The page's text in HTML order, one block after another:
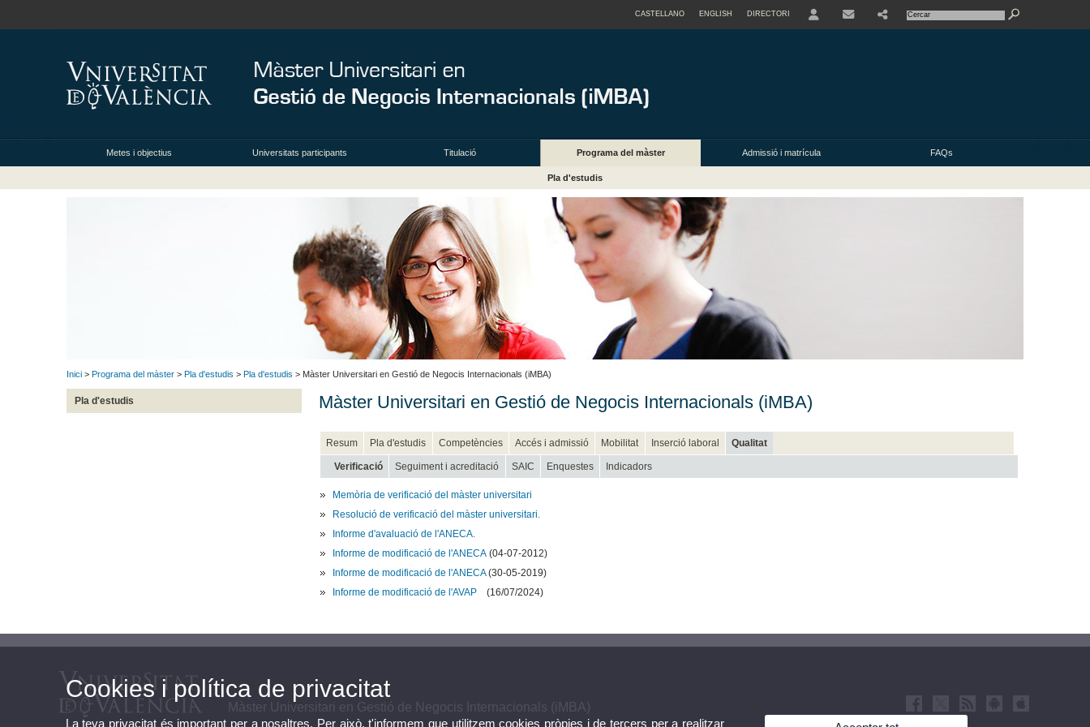
CASTELLANO ENGLISH DIRECTORI
Metes i objectius Universitats participants Titulació Programa del màster Admissió i matrícula FAQs
Pla d'estudis
Inici > Programa del màster > Pla d'estudis > Pla d'estudis > Màster Universitari en Gestió de Negocis Internacionals (iMBA)
Pla d'estudis Màster Universitari en Gestió de Negocis Internacionals (iMBA)
Resum Pla d'estudis Competències Accés i admissió Mobilitat Inserció laboral Qualitat
Verificació Seguiment i acreditació SAIC Enquestes Indicadors
Memòria de verificació del màster universitari
Resolució de verificació del màster universitari.
Informe d'avaluació de l'ANECA.
Informe de modificació de l'ANECA(04-07-2012)
Informe de modificació de l'ANECA(30-05-2019)
Informe de modificació de l'AVAP(16/07/2024)
Màster Universitari en Gestió de Negocis Internacionals (iMBA)
Cookies i política de privacitat
La teva privacitat és important per a nosaltres. Per això, t'informem que utilitzem cookies pròpies i de tercers per a realitzar